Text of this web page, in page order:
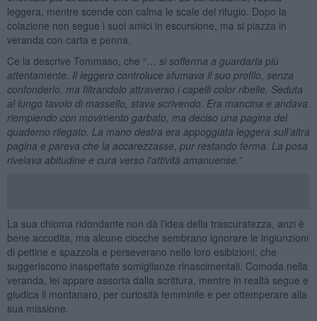
leggera, mentre scende con calma le scale del rifugio. Dopo la
colazione non segue i suoi amici in escursione, ma si piazza in
veranda con carta e penna.
Ce la descrive Tommaso, che “… si sofferma a guardarla più
attentamente. Il leggero controluce sfumava il suo profilo, senza
confonderlo, ma filtrandolo attraverso i capelli color ribelle. Seduta
al lungo tavolo di massello, stava scrivendo. Era mancina e andava
riempiendo con movimento garbato, ma deciso una pagina del
quaderno rilegato. La mano destra era appoggiata leggera sull’altra
pagina e pareva che la accarezzasse, pur restando ferma. La posa
rivelava abitudine e cura verso l’attività amanuense.”
La sua chioma ridondante non dà l’idea della trascuratezza, anzi è
bene accudita, ma alcune ciocche sembrano ignorare le ingiunzioni
di pettine e spazzola e perseverano nelle loro esibizioni, che
suggeriscono inaspettate somiglianze rinascimentali. Comoda nella
veranda, lei appare assorta dalla scrittura, mentre in realtà segue e
giudica il montanaro, per curiosità femminile e per ottemperare alla
sua missione.